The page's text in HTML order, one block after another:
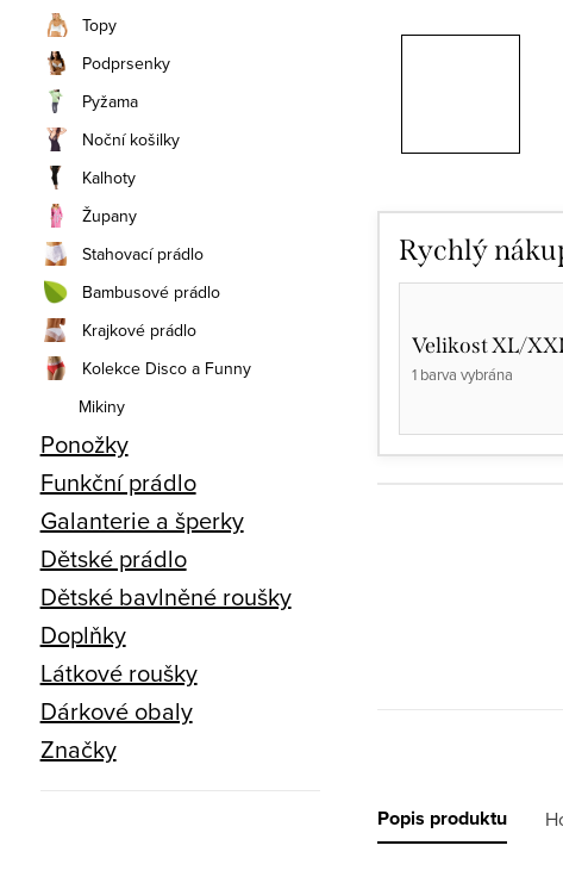
Topy
Podprsenky
Pyžama
Noční košilky
Kalhoty
Župany
Stahovací prádlo
Bambusové prádlo
Krajkové prádlo
Kolekce Disco a Funny
Mikiny
Ponožky
Funkční prádlo
Galanterie a šperky
Dětské prádlo
Dětské bavlněné roušky
Doplňky
Látkové roušky
Dárkové obaly
Značky
Rychlý
Velikost XL/
1 barva vybrána
Popis produktu